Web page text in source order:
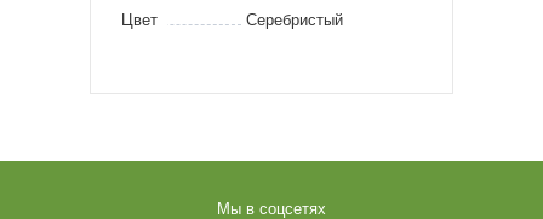
Цвет
Серебристый
Мы в соцсетях